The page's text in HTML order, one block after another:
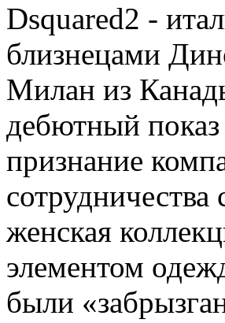
Dsquared2 -
близнецами
Милан из
дебютный
признание
женская
элементом
были